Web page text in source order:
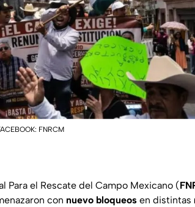
FNRCM
Para el Rescate del Campo Mexicano (
con nuevo bloqueos en distintas